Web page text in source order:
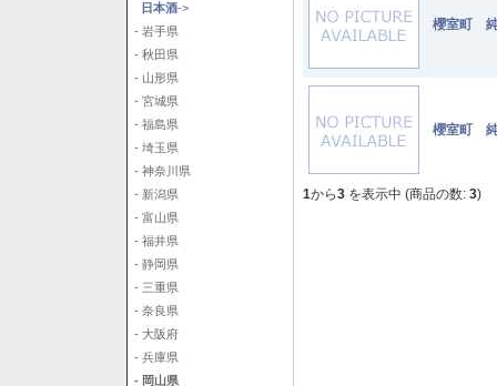
日本酒->
- 岩手県
- 秋田県
- 山形県
- 宮城県
- 福島県
- 埼玉県
- 神奈川県
- 新潟県
- 富山県
- 福井県
- 静岡県
- 三重県
- 奈良県
- 大阪府
- 兵庫県
- 岡山県
櫻室町
櫻室町
1から3 を表示中 (商品の数: 3)